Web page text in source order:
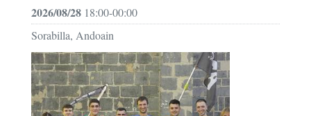
2026/08/28 18:00-00:00
Sorabilla, Andoain